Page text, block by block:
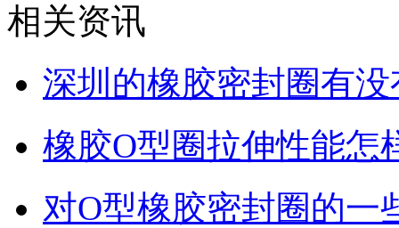
相关资讯
深圳的橡胶密封圈有
橡胶O型圈拉伸性能怎
对O型橡胶密封圈的一